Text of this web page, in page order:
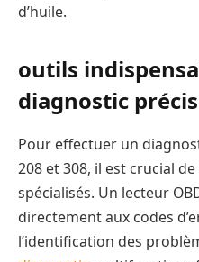
d’huile.
outils
diagnostic précis
Pour effectuer un
208 et 308, il est crucial
spécialisés. Un lecteur
directement aux codes
l’identification des